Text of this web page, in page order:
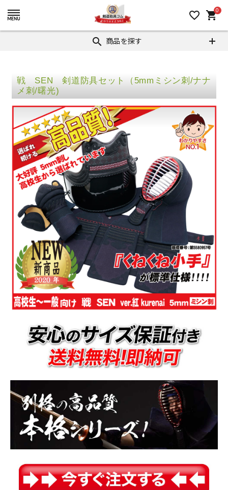
favorite_border 0
shopping_cart
search 商品を探す
戦 SEN 剣道防具セット（5mmミシン刺/ナナ
メ刺/曙光)